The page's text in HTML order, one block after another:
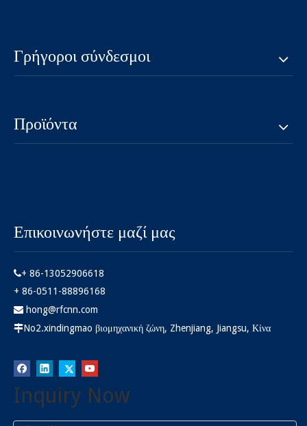
MMCX θηλυκό για υποδοχή
PCB RF
Ρωτώ
Γρήγοροι σύνδεσμοι
Προϊόντα
Επικοινωνήστε μαζί μας
+ 86-13052906618
+ 86-0511-88896168
 hong@rfcnn.com
No2.xindingmao βιομηχανική ζώνη, Zhenjiang, Jiangsu, Κίνα
Inquiry Now